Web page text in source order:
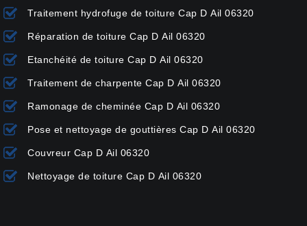
Traitement hydrofuge de toiture Cap D Ail 06320
Réparation de toiture Cap D Ail 06320
Etanchéité de toiture Cap D Ail 06320
Traitement de charpente Cap D Ail 06320
Ramonage de cheminée Cap D Ail 06320
Pose et nettoyage de gouttières Cap D Ail 06320
Couvreur Cap D Ail 06320
Nettoyage de toiture Cap D Ail 06320